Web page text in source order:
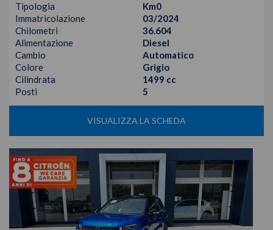
Tipologia
Km0
Immatricolazione
03/2024
Chilometri
36.604
Alimentazione
Diesel
Cambio
Automatico
Colore
Grigio
Cilindrata
1499 cc
Posti
5
VISUALIZZA LA SCHEDA